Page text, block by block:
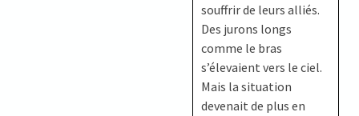
souffrir de leurs alliés.
Des jurons longs
comme le bras
s’élevaient vers le ciel.
Mais la situation
devenait de plus en